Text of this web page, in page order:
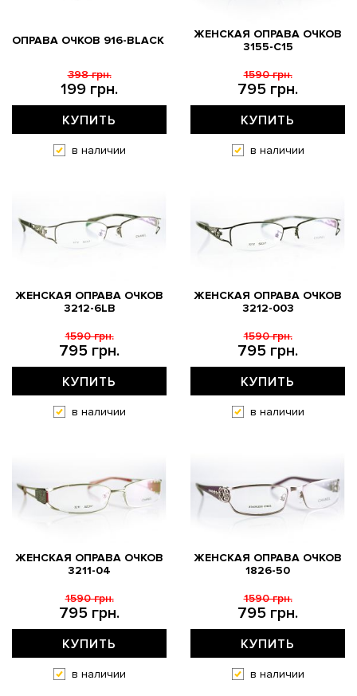
ОПРАВА ОЧКОВ 916-BLACK
199 грн.
398 грн.
КУПИТЬ
в наличии
ЖЕНСКАЯ ОПРАВА ОЧКОВ
3155-C15
795 грн.
1590 грн.
КУПИТЬ
в наличии
ЖЕНСКАЯ ОПРАВА ОЧКОВ
3212-6LB
795 грн.
1590 грн.
КУПИТЬ
в наличии
ЖЕНСКАЯ ОПРАВА ОЧКОВ
3212-003
795 грн.
1590 грн.
КУПИТЬ
в наличии
ЖЕНСКАЯ ОПРАВА ОЧКОВ
3211-04
795 грн.
1590 грн.
КУПИТЬ
в наличии
ЖЕНСКАЯ ОПРАВА ОЧКОВ
1826-50
795 грн.
1590 грн.
КУПИТЬ
в наличии